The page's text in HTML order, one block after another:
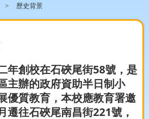
> 歷史背景
年創校在石硤尾街58號，是
主辦的政府資助半日制小
優質教育，本校應教育署邀
遷往石硤尾南昌街221號，